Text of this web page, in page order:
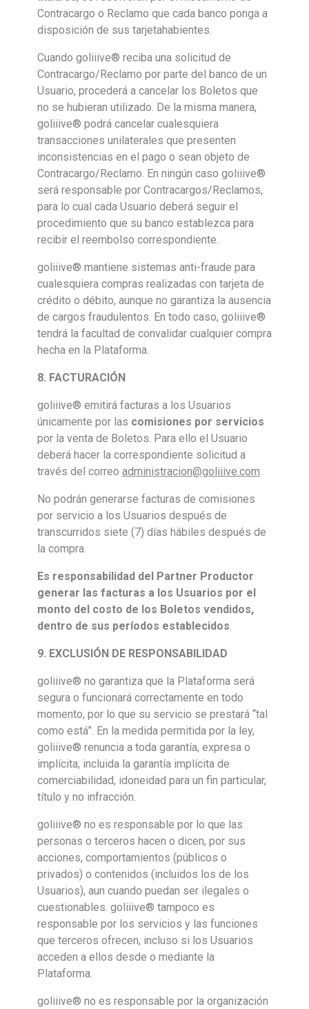
Contracargo o Reclamo que cada banco ponga a
disposición de sus tarjetahabientes.
Cuando goliiive® reciba una solicitud de
Contracargo/Reclamo por parte del banco de un
Usuario, procederá a cancelar los Boletos que
no se hubieran utilizado. De la misma manera,
goliiive® podrá cancelar cualesquiera
transacciones unilaterales que presenten
inconsistencias en el pago o sean objeto de
Contracargo/Reclamo. En ningún caso goliiive®
será responsable por Contracargos/Reclamos,
para lo cual cada Usuario deberá seguir el
procedimiento que su banco establezca para
recibir el reembolso correspondiente.
goliiive® mantiene sistemas anti-fraude para
cualesquiera compras realizadas con tarjeta de
crédito o débito, aunque no garantiza la ausencia
de cargos fraudulentos. En todo caso, goliiive®
tendrá la facultad de convalidar cualquier compra
hecha en la Plataforma.
8. FACTURACIÓN
goliiive® emitirá facturas a los Usuarios
únicamente por las comisiones por servicios
por la venta de Boletos. Para ello el Usuario
deberá hacer la correspondiente solicitud a
través del correo administracion@goliiive.com.
No podrán generarse facturas de comisiones
por servicio a los Usuarios después de
transcurridos siete (7) días hábiles después de
la compra.
Es responsabilidad del Partner Productor
generar las facturas a los Usuarios por el
monto del costo de los Boletos vendidos,
dentro de sus períodos establecidos.
9. EXCLUSIÓN DE RESPONSABILIDAD
goliiive® no garantiza que la Plataforma será
segura o funcionará correctamente en todo
momento, por lo que su servicio se prestará “tal
como está”. En la medida permitida por la ley,
goliiive® renuncia a toda garantía, expresa o
implícita, incluida la garantía implícita de
comerciabilidad, idoneidad para un fin particular,
título y no infracción.
goliiive® no es responsable por lo que las
personas o terceros hacen o dicen, por sus
acciones, comportamientos (públicos o
privados) o contenidos (incluidos los de los
Usuarios), aun cuando puedan ser ilegales o
cuestionables. goliiive® tampoco es
responsable por los servicios y las funciones
que terceros ofrecen, incluso si los Usuarios
acceden a ellos desde o mediante la
Plataforma.
goliiive® no es responsable por la organización